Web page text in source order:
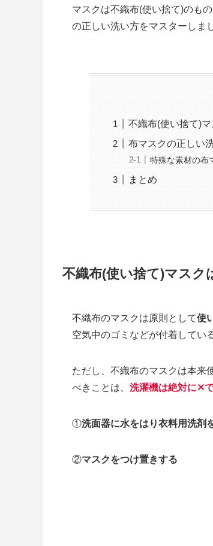
マスクは不織布(使い捨て)のも
の正しい洗い方をマスターしま
不織布(使い捨て)
布マスクの正しい
特殊な素材の布
まとめ
不織布(使い捨て)マスク
不織布のマスクは原則として使
空気中のゴミなどが付着してい
ただし、不織布のマスクは本来
べきことは、 洗濯機は絶対に✕
①洗面器に水をはり衣料用洗剤
②マスクをつけ置きする